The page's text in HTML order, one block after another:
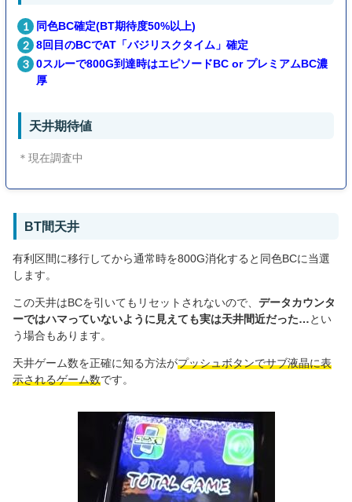
同色BC確定(BT期待度50%以上)
8回目のBCでAT「バジリスクタイム」確定
0スルーで800G到達時はエピソードBC or プレミアムBC濃
厚
天井期待値
＊現在調査中
BT間天井
有利区間に移行してから通常時を800G消化すると同色BCに当選
します。
この天井はBCを引いてもリセットされないので、データカウンタ
ーではハマっていないように見えても実は天井間近だった…とい
う場合もあります。
天井ゲーム数を正確に知る方法がプッシュボタンでサブ液晶に表
示されるゲーム数です。